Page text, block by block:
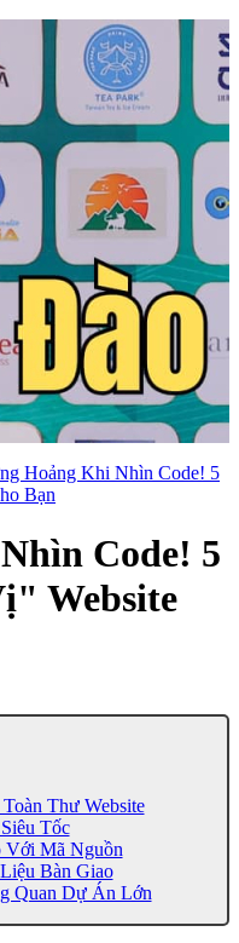
Hoảng Khi Nhìn Code! 5
Bạn
Code! 5
Website
Thư Website
Tốc
Với Mã Nguồn
Bàn Giao
Quan Dự Án Lớn